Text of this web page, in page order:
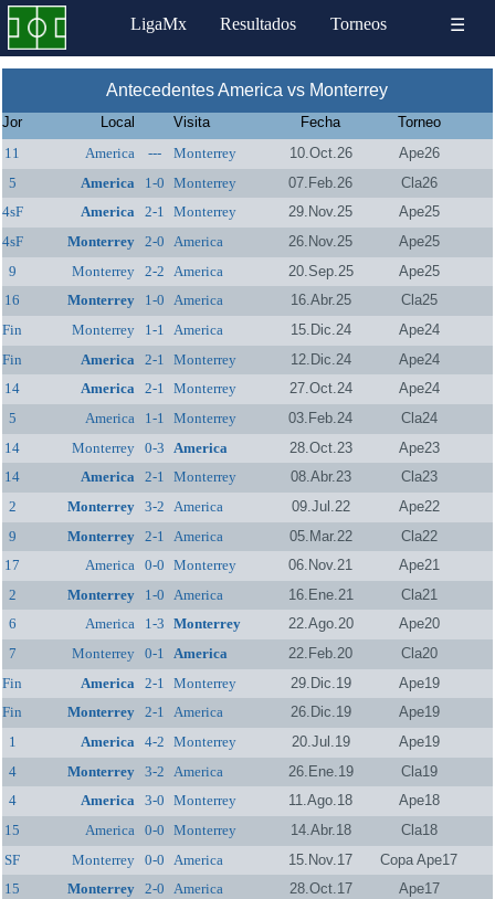
LigaMx Resultados Torneos ☰
Antecedentes America vs Monterrey
Jor Local Visita Fecha
Torneo
11
America --- Monterrey 10.Oct.26
Ape26
5
America 1-0 Monterrey 07.Feb.26
Cla26
4sF
America 2-1 Monterrey 29.Nov.25
Ape25
4sF
Monterrey 2-0 America 26.Nov.25
Ape25
9
Monterrey 2-2 America 20.Sep.25
Ape25
16
Monterrey 1-0 America 16.Abr.25
Cla25
Fin
Monterrey 1-1 America 15.Dic.24
Ape24
Fin
America 2-1 Monterrey 12.Dic.24
Ape24
14
America 2-1 Monterrey 27.Oct.24
Ape24
5
America 1-1 Monterrey 03.Feb.24
Cla24
14
Monterrey 0-3 America 28.Oct.23
Ape23
14
America 2-1 Monterrey 08.Abr.23
Cla23
2
Monterrey 3-2 America 09.Jul.22
Ape22
9
Monterrey 2-1 America 05.Mar.22
Cla22
17
America 0-0 Monterrey 06.Nov.21
Ape21
2
Monterrey 1-0 America 16.Ene.21
Cla21
6
America 1-3 Monterrey 22.Ago.20
Ape20
7
Monterrey 0-1 America 22.Feb.20
Cla20
Fin
America 2-1 Monterrey 29.Dic.19
Ape19
Fin
Monterrey 2-1 America 26.Dic.19
Ape19
1
America 4-2 Monterrey 20.Jul.19
Ape19
4
Monterrey 3-2 America 26.Ene.19
Cla19
4
America 3-0 Monterrey 11.Ago.18
Ape18
15
America 0-0 Monterrey 14.Abr.18
Cla18
SF
Monterrey 0-0 America 15.Nov.17
Copa Ape17
15
Monterrey 2-0 America 28.Oct.17
Ape17